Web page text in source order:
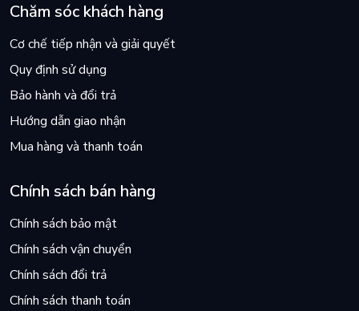
Chăm sóc khách hàng
Cơ chế tiếp nhận và giải quyết
Quy định sử dụng
Bảo hành và đổi trả
Hướng dẫn giao nhận
Mua hàng và thanh toán
Chính sách bán hàng
Chính sách bảo mật
Chính sách vận chuyển
Chính sách đổi trả
Chính sách thanh toán